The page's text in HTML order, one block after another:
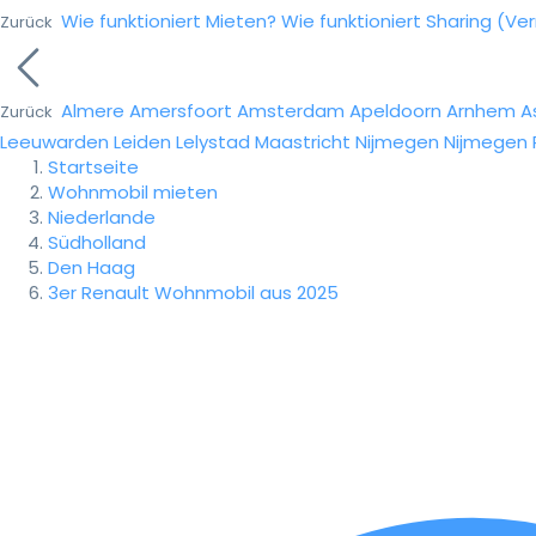
Zurück Wie funktioniert Mieten? Wie funktioniert Sharing
Zurück Almere Amersfoort Amsterdam Apeldoorn Arnhem
Leeuwarden Leiden Lelystad Maastricht Nijmegen Nijmegen
Startseite
Wohnmobil mieten
Niederlande
Südholland
Den Haag
3er Renault Wohnmobil aus 2025